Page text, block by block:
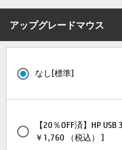
アップグレードマウス
なし[標準]
【20％OFF済】HP
￥1,760 （税込） ]